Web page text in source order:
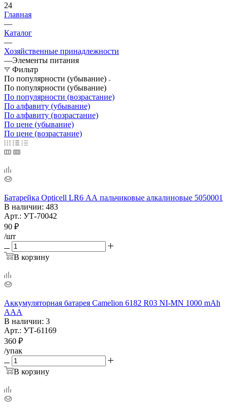
24
Главная
—
Каталог
—
Хозяйственные принадлежности
—Элементы питания
Фильтр
По популярности (убывание)
По популярности (убывание)
По популярности (возрастание)
По алфавиту (убывание)
По алфавиту (возрастание)
По цене (убывание)
По цене (возрастание)
Батарейка Opticell LR6 АА пальчиковые алкалиновые 5050001
В наличии: 483
Арт.: УТ-70042
90 ₽
/шт
В корзину
Аккумуляторная батарея Camelion 6182 R03 NI-MN 1000 mAh
AAA
В наличии: 3
Арт.: УТ-61169
360 ₽
/упак
В корзину